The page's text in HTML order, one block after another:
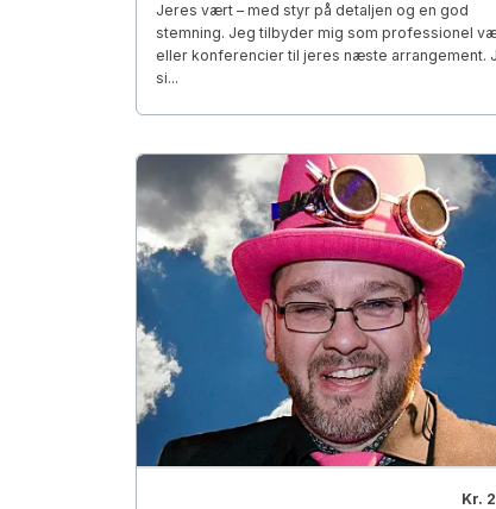
Jeres vært – med styr på detaljen og en god
stemning. Jeg tilbyder mig som professionel
eller konferencier til jeres næste arrangement.
si...
Kr.